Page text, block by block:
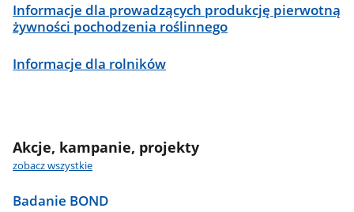
Informacje dla prowadzących produkcję pierwotną
żywności pochodzenia roślinnego
Informacje dla rolników
Akcje, kampanie, projekty
zobacz wszystkie
Badanie BOND